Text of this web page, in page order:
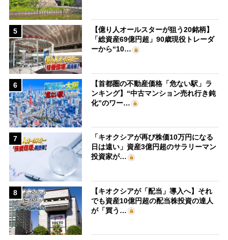
5
【億り人オールスターが狙う20銘柄】
「総資産69億円超」90歳現役トレーダ
ーから“10…
6
【首都圏の不動産価格「危ない駅」ラ
ンキング】“中古マンション売れ行き鈍
化”のワー…
7
「キオクシアが再び株価10万円になる
日は遠い」資産3億円超のサラリーマン
投資家が…
8
【キオクシアが「配当」導入へ】それ
でも資産10億円超の配当株投資の達人
が「買う…